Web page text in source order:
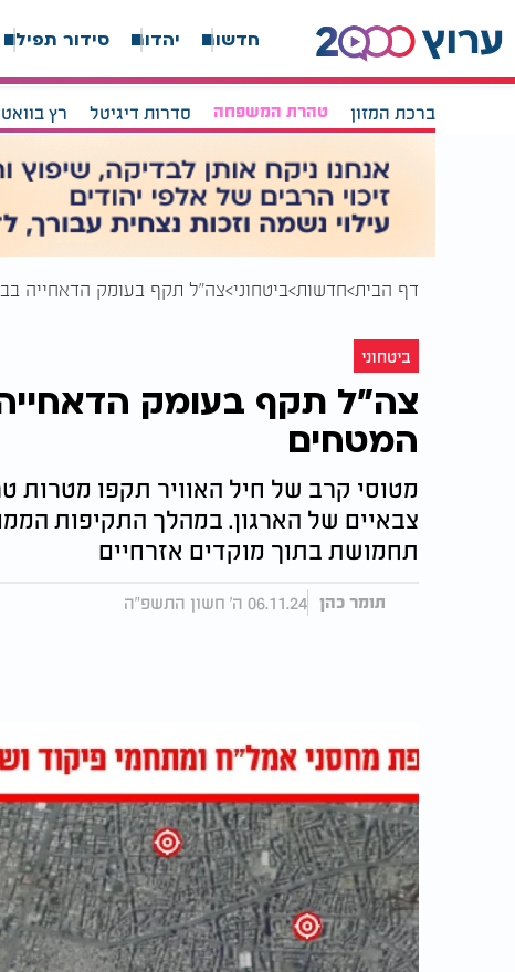
חדשות יהדות סידור תפילה
ברכת המזון טהרת המשפחה סדרות דיגיטל רץ
דף הבית חדשות ביטחוני צה"ל תקף בעומק הדאחייה
ביטחוני
צה"ל תקף בעומק
המטחים
מטוסי קרב של חיל האוויר תקפו מטרות
צבאיים של הארגון. במהלך התקיפות
תחמושת בתוך מוקדים אזרחיים
תומר כהן 06.11.24 ה' חשון התשפ"ה